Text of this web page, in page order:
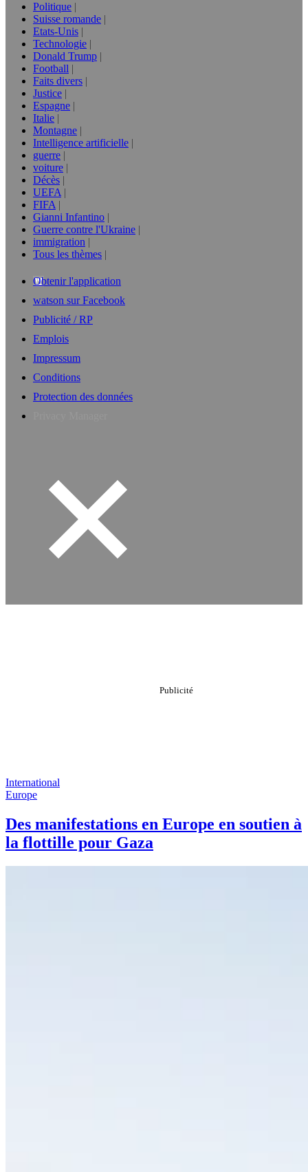
Politique
Suisse romande
Etats-Unis
Technologie
Donald Trump
Football
Faits divers
Justice
Espagne
Italie
Montagne
Intelligence artificielle
guerre
voiture
Décès
UEFA
FIFA
Gianni Infantino
Guerre contre l'Ukraine
immigration
Tous les thèmes
Obtenir l'application
watson sur Facebook
Publicité / RP
Emplois
Impressum
Conditions
Protection des données
International
Europe
Des manifestations en Europe en soutien à
la flottille pour Gaza